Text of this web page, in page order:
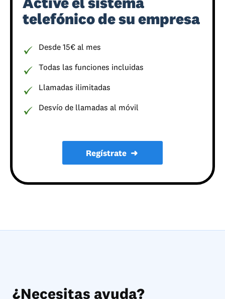
telefónico de su empresa
Desde 15€ al mes
Todas las funciones incluidas
Llamadas ilimitadas
Desvío de llamadas al móvil
➜
¿Necesitas ayuda?